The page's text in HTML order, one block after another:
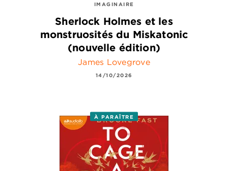
IMAGINAIRE
Sherlock Holmes et les
monstruosités du Miskatonic
(nouvelle édition)
James Lovegrove
14/10/2026
À PARAÎTRE